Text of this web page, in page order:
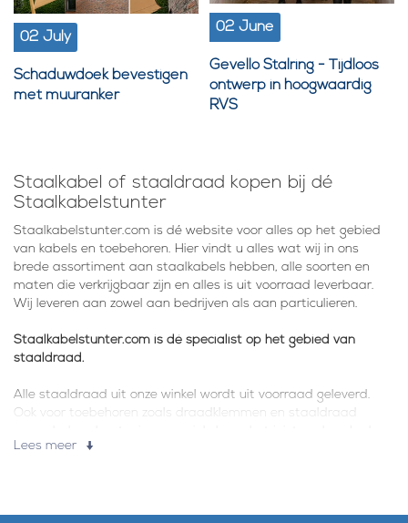
02 July
Schaduwdoek bevestigen
met muuranker
02 June
Gevello Stalring - Tijdloos
ontwerp in hoogwaardig
RVS
Staalkabel of staaldraad kopen bij dé
Staalkabelstunter
Staalkabelstunter.com is dé website voor alles op het gebied
van kabels en toebehoren. Hier vindt u alles wat wij in ons
brede assortiment aan staalkabels hebben, alle soorten en
maten die verkrijgbaar zijn en alles is uit voorraad leverbaar.
Wij leveren aan zowel aan bedrijven als aan particulieren.
Staalkabelstunter.com is dé specialist op het gebied van
staaldraad.
Alle staaldraad uit onze winkel wordt uit voorraad geleverd.
Ook voor toebehoren zoals draadklemmen en staaldraad
webshop kunt u terecht voor: verzinkt staaldraad,
Lees meer